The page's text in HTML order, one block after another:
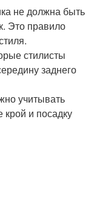
не должна быть
Это правило
стилисты
заднего
учитывать
крой и посадку